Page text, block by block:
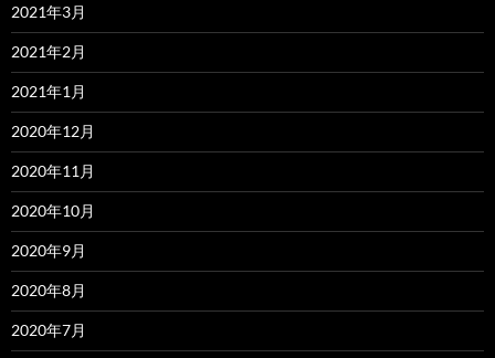
2021年3月
2021年2月
2021年1月
2020年12月
2020年11月
2020年10月
2020年9月
2020年8月
2020年7月